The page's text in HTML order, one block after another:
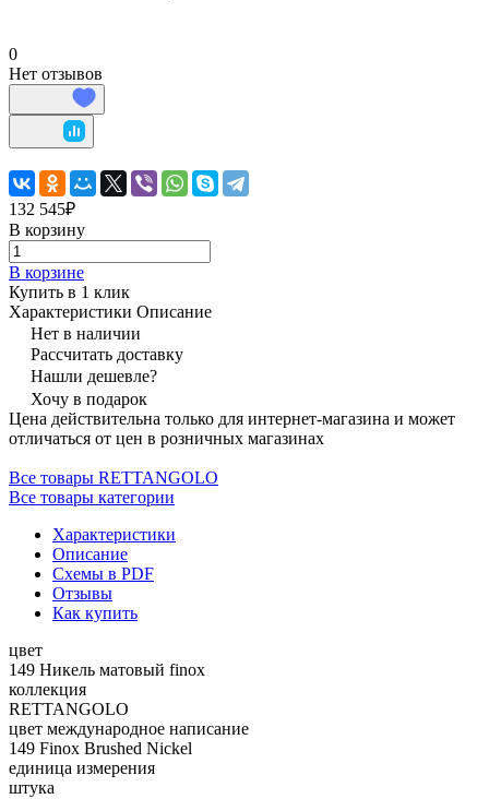
0
Нет отзывов
132 545₽
В корзину
В корзине
Купить в 1 клик
Характеристики Описание
Нет в наличии
Рассчитать доставку
Нашли дешевле?
Хочу в подарок
Цена действительна только для интернет-магазина и может
отличаться от цен в розничных магазинах
Все товары RETTANGOLO
Все товары категории
Характеристики
Описание
Схемы в PDF
Отзывы
Как купить
цвет
149 Никель матовый finox
коллекция
RETTANGOLO
цвет международное написание
149 Finox Brushed Nickel
единица измерения
штука